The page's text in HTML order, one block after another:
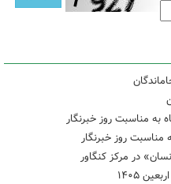
به مناسبت روز خبرنگار
مناسبت روز خبرنگار
در مرکز کنگاور
۱۴۰۵